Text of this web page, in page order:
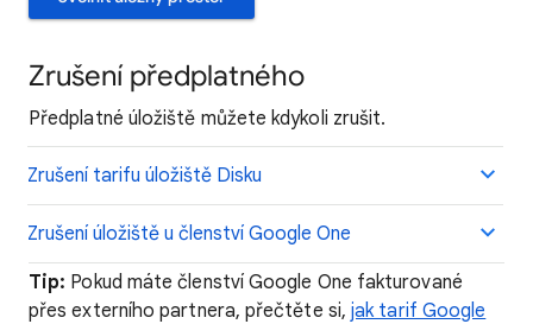
Zrušení předplatného
Předplatné úložiště můžete kdykoli zrušit.
Zrušení tarifu úložiště Disku
Zrušení úložiště u členství Google One
Tip: Pokud máte členství Google One fakturované
přes externího partnera, přečtěte si,jak tarif Google